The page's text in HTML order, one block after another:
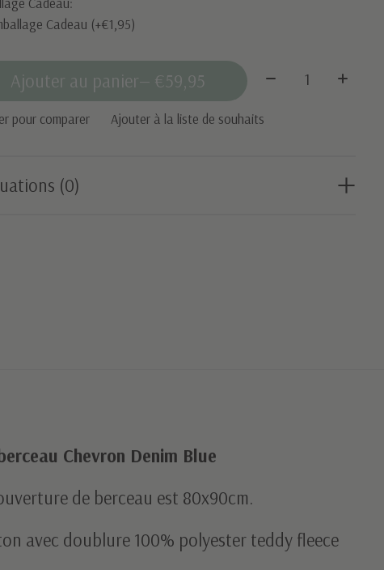
Cadeau (+€1,95)
Ajouter au panier — €59,95 Quantité:
pour comparer Ajouter à la liste de souhaits
(0)
Chevron Denim Blue
de berceau est 80x90cm.
avec doublure 100% polyester teddy fleece